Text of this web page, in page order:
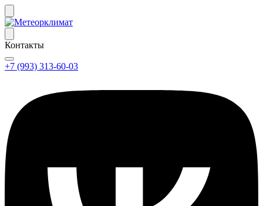
Контакты
+7 (993) 313-60-03